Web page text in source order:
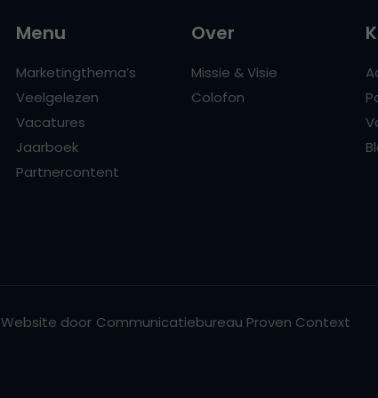
Menu
Marketingthema’s
Veelgelezen
Vacatures
Jaarboek
Partnercontent
Over
Missie & Visie
Colofon
Website door Communicatiebureau Proven Context